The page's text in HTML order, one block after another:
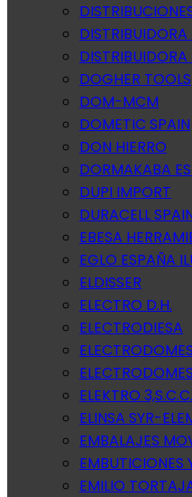
DISTRIBUIDORA
DISTRIBUIDORA
DOGHER TOOLS
DOM-MCM
DOMETIC SPAIN
DON HIERRO
DORMAKABA
DUPI IMPORT
DURACELL
EBESA
EGLO ESPAÑA
ELDISSER
ELECTRO D.H.
ELECTRODIESA
ELEKTRO
ELINSA SYR-
EMBALAJES
EMBUTICIONES
EMILIO